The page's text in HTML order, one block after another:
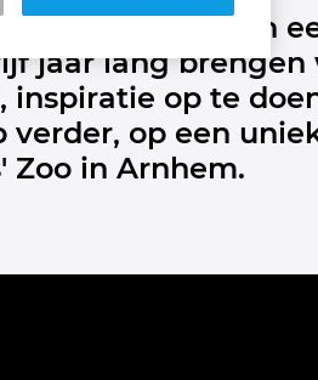
vieren we samen
jaar lang
inspiratie op te
op een
Zoo in Arnhem.